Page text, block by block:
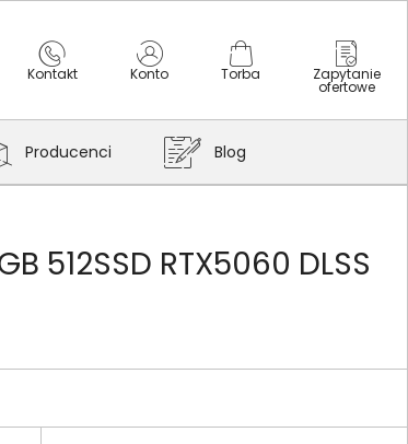
Kontakt Konto Torba Zapytanie
ofertowe
Producenci Blog
512SSD RTX5060 DLSS